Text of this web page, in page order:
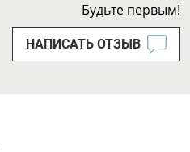
Будьте первым!
НАПИСАТЬ ОТЗЫВ